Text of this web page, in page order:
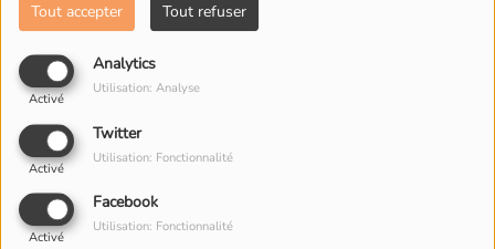
Tout accepter Tout refuser
Analytics
Activé
Utilisation: Analyse
Twitter
Activé
Utilisation: Fonctionnalité
Facebook
Activé
Utilisation: Fonctionnalité